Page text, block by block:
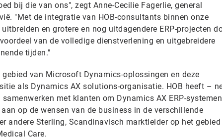
bij die van ons", zegt Anne-Cecilie Fagerlie, general
"Met de integratie van HOB-consultants binnen onze
en grotere en nog uitdagendere ERP-projecten
van de volledige dienstverlening en uitgebreidere
tijden."
van Microsoft Dynamics-oplossingen en deze
als Dynamics AX solutions-organisatie. HOB heeft –
met klanten om Dynamics AX ERP-
op de wensen van de business in de verschillende
andere Sterling, Scandinavisch marktleider op het gebied
Care.